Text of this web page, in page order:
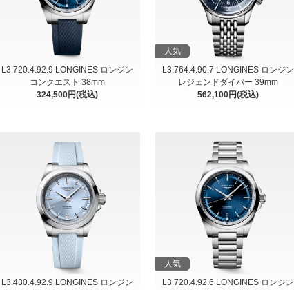
L3.720.4.92.9 LONGINES ロンジン
コンクエスト 38mm
324,500円(税込)
人気
L3.764.4.90.7 LONGINES ロンジン
レジェンドダイバー 39mm
562,100円(税込)
L3.430.4.92.9 LONGINES ロンジン
人気
L3.720.4.92.6 LONGINES ロンジン